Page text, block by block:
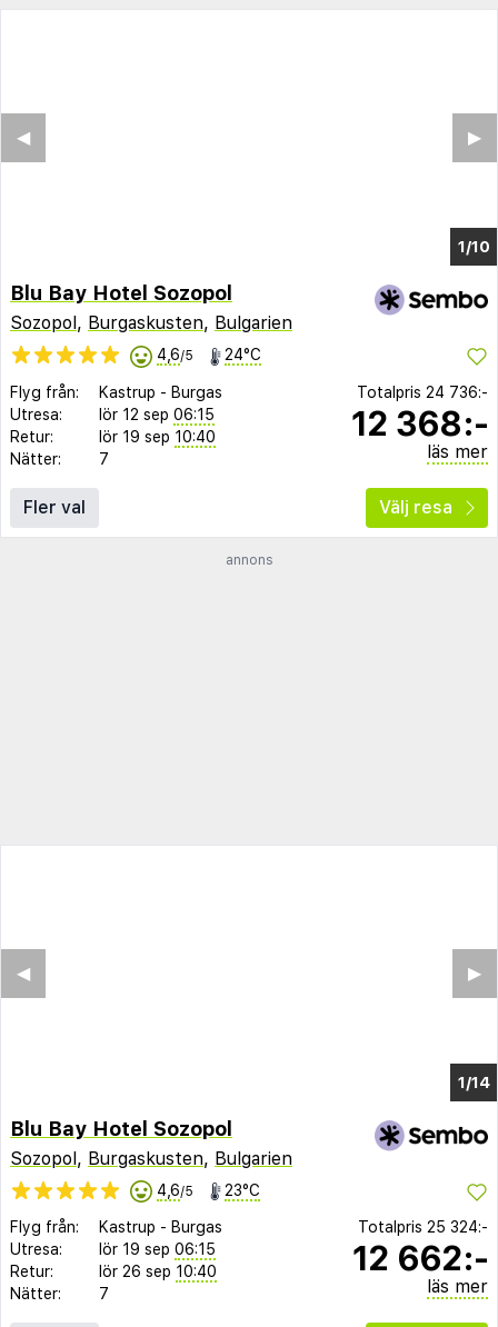
1/4
▶︎
◀︎
Blu Bay Hotel Sozopol
Sozopol , Burgaskusten, Bulgarien
4,6/5 24°C
Flyg från: Kastrup - Burgas
Utresa:
lör 12 sep 06:15
Retur:
lör 19 sep 10:40
Nätter:
7
Totalpris 24 736:-
12 368:-
läs mer
Fler val Välj resa
annons
1/8
▶︎
◀︎
Blu Bay Hotel Sozopol
Sozopol, Burgaskusten, Bulgarien
4,6/5 23°C
Flyg från: Kastrup - Burgas
Utresa:
lör 19 sep 06:15
Retur:
lör 26 sep 10:40
Nätter:
7
Totalpris 25 324:-
12 662:-
läs mer